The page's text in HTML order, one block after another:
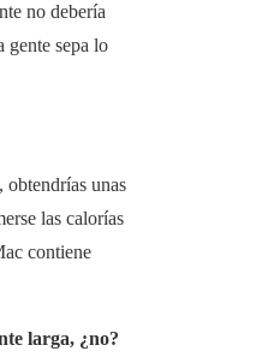
no debería
gente sepa lo
obtendrías unas
las calorías
contiene
larga, ¿no?